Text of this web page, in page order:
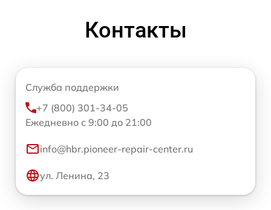
Контакты
Служба поддержки
+7 (800) 301-34-05
Ежедневно с 9:00 до 21:00
info@hbr.pioneer-repair-center.ru
ул. Ленина, 23